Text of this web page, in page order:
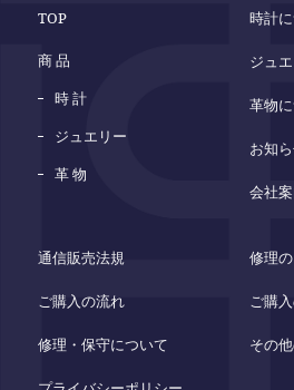
TOP
商 品
時 計
ジュエリー
革 物
時計
ジュ
革物
お知
会社
通信販売法規
ご購入の流れ
修理・保守について
修理
ご購
その